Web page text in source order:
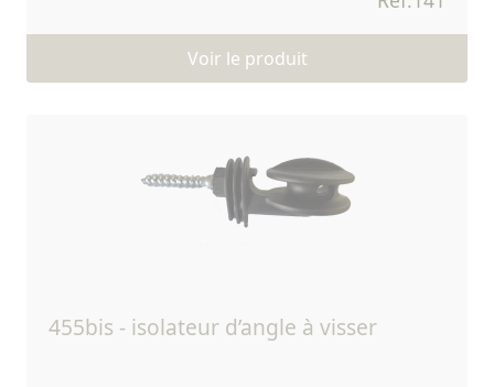
Voir le produit
455bis - isolateur d’angle à visser